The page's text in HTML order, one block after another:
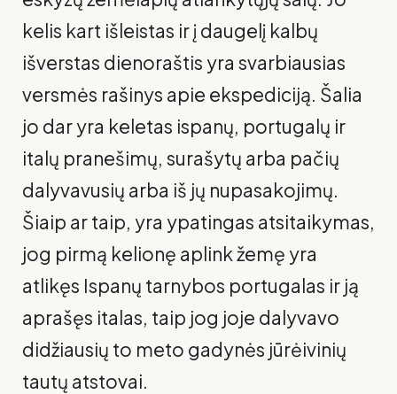
kelis kart išleistas ir į daugelį kalbų
išverstas dienoraštis yra svarbiausias
versmės rašinys apie ekspediciją. Šalia
jo dar yra keletas ispanų, portugalų ir
italų pranešimų, surašytų arba pačių
dalyvavusių arba iš jų nupasakojimų.
Šiaip ar taip, yra ypatingas atsitaikymas,
jog pirmą kelionę aplink žemę yra
atlikęs Ispanų tar­nybos portugalas ir ją
aprašęs italas, taip jog joje dalyvavo
didžiau­sių to meto gadynės jūrėivinių
tautų atstovai.